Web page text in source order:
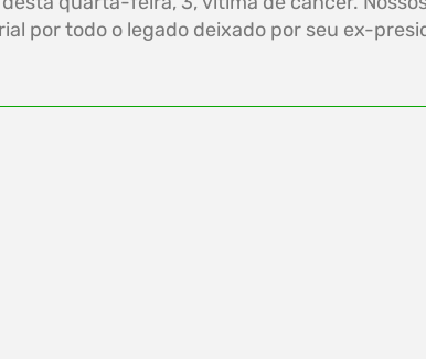
por todo o legado deixado por seu ex-